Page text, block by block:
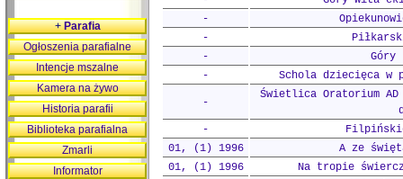
-
-
-
Góry
-
Schola dziecięca w
-
Świetlica Oratorium
-
01, (1) 1996
A ze
01, (1) 1996
Na tropie
+Parafia
Ogłoszenia parafialne
Intencje mszalne
Kamera na żywo
Historia parafii
Biblioteka parafialna
Zmarli
Informator